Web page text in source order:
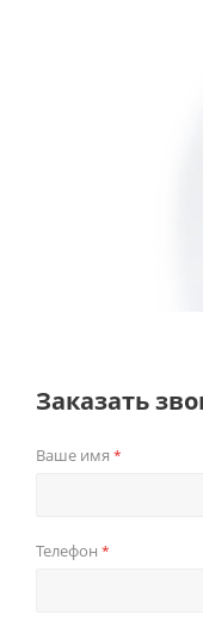
Заказать
Ваше имя *
Телефон *